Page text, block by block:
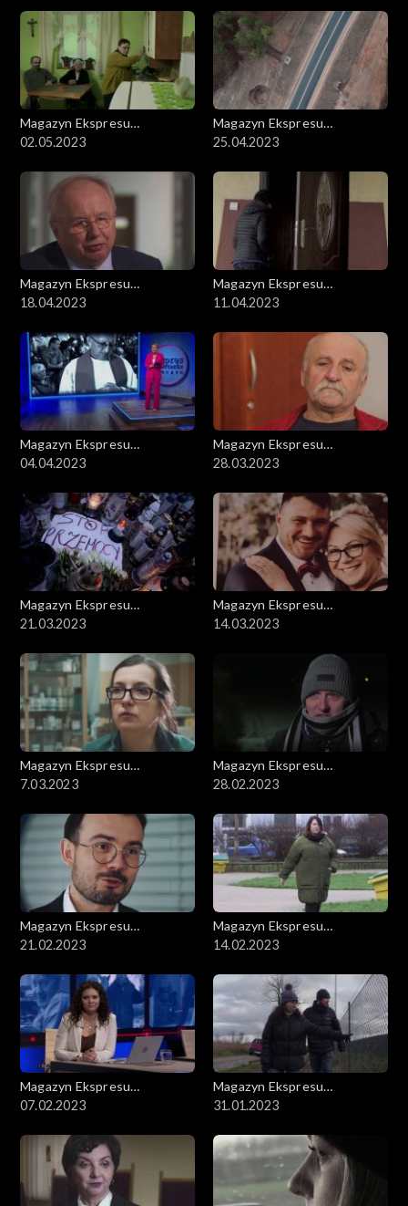
Magazyn Ekspresu
Reporterów
02.05.2023
Magazyn Ekspresu
Reporterów
25.04.2023
Magazyn Ekspresu
Reporterów
18.04.2023
Magazyn Ekspresu
Reporterów
11.04.2023
Magazyn Ekspresu
Reporterów
04.04.2023
Magazyn Ekspresu
Reporterów
28.03.2023
Magazyn Ekspresu
Reporterów
21.03.2023
Magazyn Ekspresu
Reporterów
14.03.2023
Magazyn Ekspresu
Reporterów
7.03.2023
Magazyn Ekspresu
Reporterów
28.02.2023
Magazyn Ekspresu
Reporterów
21.02.2023
Magazyn Ekspresu
Reporterów
14.02.2023
Magazyn Ekspresu
Reporterów
07.02.2023
Magazyn Ekspresu
Reporterów
31.01.2023